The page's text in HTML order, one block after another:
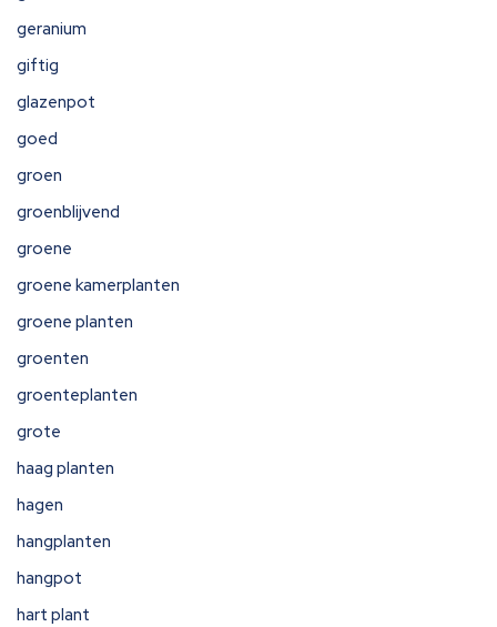
geranium
giftig
glazenpot
goed
groen
groenblijvend
groene
groene kamerplanten
groene planten
groenten
groenteplanten
grote
haag planten
hagen
hangplanten
hangpot
hart plant